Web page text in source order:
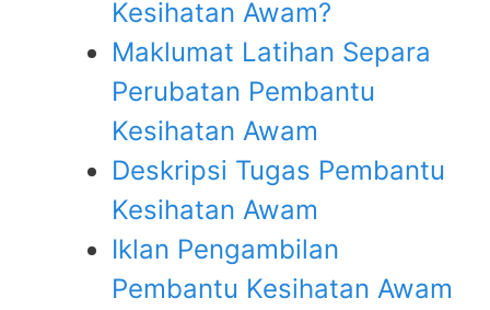
Kesihatan Awam?
Maklumat Latihan Separa
Perubatan Pembantu
Kesihatan Awam
Deskripsi Tugas Pembantu
Kesihatan Awam
Iklan Pengambilan
Pembantu Kesihatan Awam